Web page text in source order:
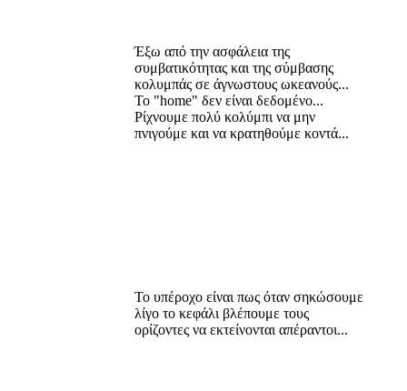
Έξω από την ασφάλεια της
συμβατικότητας και της σύμβασης
κολυμπάς σε άγνωστους ωκεανούς...
Το "home" δεν είναι δεδομένο...
Ρίχνουμε πολύ κολύμπι να μην
πνιγούμε και να κρατηθούμε κοντά...
Το υπέροχο είναι πως όταν σηκώσουμε
λίγο το κεφάλι βλέπουμε τους
ορίζοντες να εκτείνονται απέραντοι...